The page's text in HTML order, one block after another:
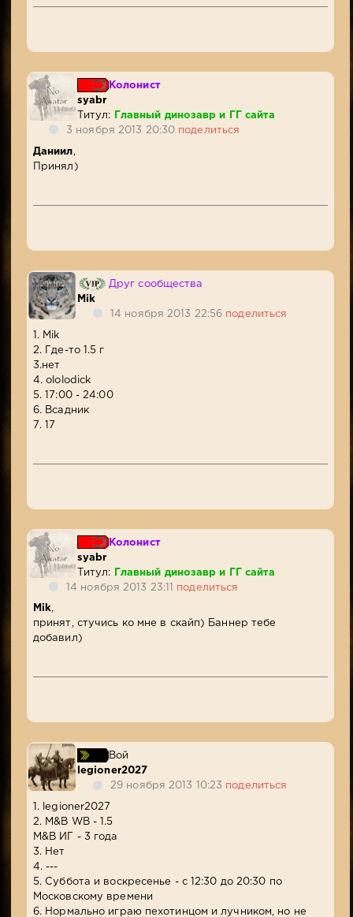
Колонист
syabr
Титул:
Главный динозавр и ГГ сайта
3 ноября 2013 20:30 поделиться
Даниил
Принял)
Друг сообщества
Mik
14 ноября 2013 22:56 поделиться
1. Mik
2. Где-то 1.5 г
3.нет
4. ololodick
5. 17:00 - 24:00
6. Всадник
7. 17
Колонист
syabr
Титул:
Главный динозавр и ГГ сайта
14 ноября 2013 23:11 поделиться
Mik,
принят, стучись ко мне в скайп) Баннер тебе
добавил)
Вой
legioner2027
29 ноября 2013 10:23
поделиться
1. legioner2027
2. M&B WB - 1.5
M&B ИГ - 3 года
3. Нет
4. ---
5. Суббота и воскресенье - с 12:30 до 20:30 по
Московскому времени
6. Нормально играю пехотинцом и лучником, но не